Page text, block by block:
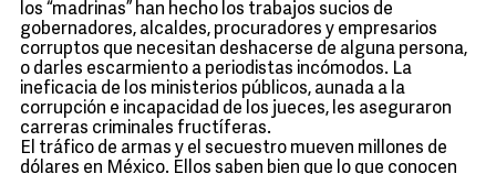
los “madrinas” han hecho los trabajos sucios de
gobernadores, alcaldes, procuradores y empresarios
corruptos que necesitan deshacerse de alguna persona,
o darles escarmiento a periodistas incómodos. La
ineficacia de los ministerios públicos, aunada a la
corrupción e incapacidad de los jueces, les aseguraron
carreras criminales fructíferas.
El tráfico de armas y el secuestro mueven millones de
dólares en México. Ellos saben bien que lo que conocen